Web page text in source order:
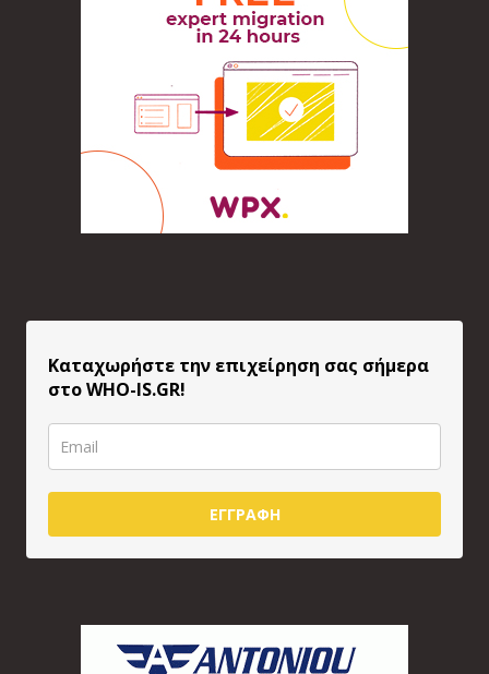
Καταχωρήστε την επιχείρηση σας σήμερα
στο WHO-IS.GR!
ΕΓΓΡΑΦΗ